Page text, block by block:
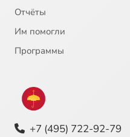
Отчёты
Им помогли
Программы
+7 (495) 722-92-79